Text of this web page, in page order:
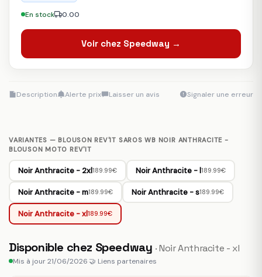
En stock 0.00
Voir chez Speedway →
Description Alerte prix Laisser un avis Signaler une erreur
VARIANTES — BLOUSON REV'IT SAROS WB NOIR ANTHRACITE -
BLOUSON MOTO REV'IT
Noir Anthracite - 2xl189.99€ Noir Anthracite - l189.99€
Noir Anthracite - m189.99€ Noir Anthracite - s189.99€
Noir Anthracite - xl189.99€
Disponible chez Speedway · Noir Anthracite - xl
Mis à jour 21/06/2026🤝 Liens partenaires